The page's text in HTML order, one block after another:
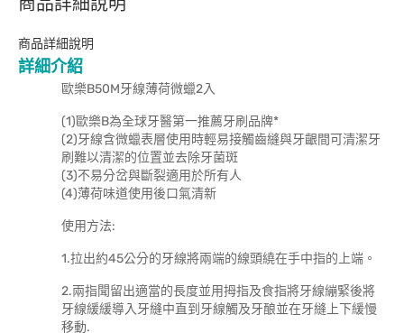
商品詳細說明
詳細介紹
歐樂B50M牙線薄荷微蠟2入
(1)歐樂B為全球牙醫第一推薦牙刷品牌*
(2)牙線含微蠟表層使用時輕易接觸齒縫與牙齦間可清潔牙
刷難以清潔的位置並去除牙菌斑
(3)不易分岔與斷裂適用於所有人
(4)薄荷味道使用後口氣清新
使用方法:
1.拉出約45公分的牙線將兩端的線頭繞在手中指的上端。
2.兩指聞留出適當的長度並用拇指及食指將牙線繃緊後將
牙線緩緩導入牙縫中直到牙線觸及牙酿並在牙縫上下緩慢
移動.